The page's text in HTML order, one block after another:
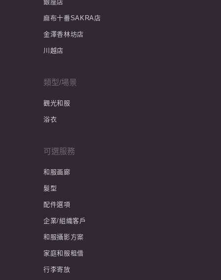
銀座店
麻布十番SAKRA店
金澤香林坊店
川越店
類型/場景
觀光和服
浴衣
可選服務
和服画廊
髮型
配件選項
企業/組織客戶
和服攝影方案
家庭和服租借
行李寄放